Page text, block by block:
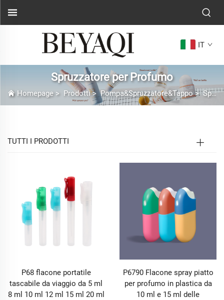
IT
Spruzzatore per Profumo
Homepage> Prodotti>Pompa&Spruzzatore&Tappo>Spruzzatore per Profumo
TUTTI I PRODOTTI
P68 flacone portatile
tascabile da viaggio da 5 ml
8 ml 10 ml 12 ml 15 ml 20 ml
P6790 Flacone spray piatto
per profumo in plastica da
10 ml e 15 ml delle